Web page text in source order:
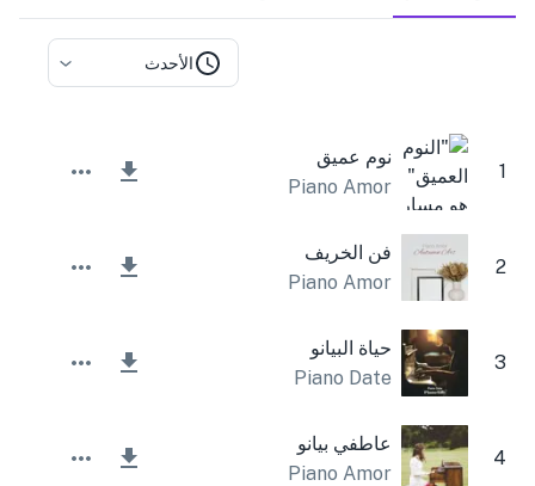
الأحدث
1
نوم عميق
Piano Amor
2
فن الخريف
Piano Amor
3
حياة البيانو
Piano Date
4
عاطفي بيانو
Piano Amor